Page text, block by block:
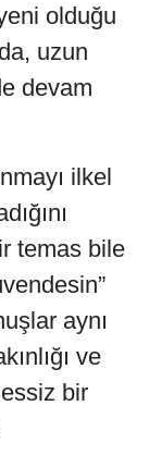
olduğu
uzun
devam
ilkel
temas bile
aynı
ve
bir